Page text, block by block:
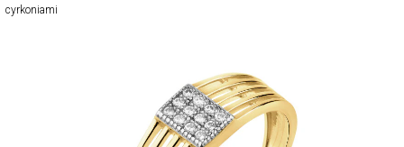
cyrkoniami